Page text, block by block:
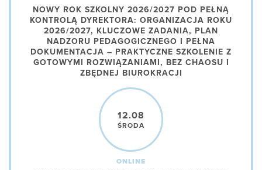
NOWY ROK SZKOLNY 2026/2027 POD PEŁNĄ
KONTROLĄ DYREKTORA: ORGANIZACJA ROKU
2026/2027, KLUCZOWE ZADANIA, PLAN
NADZORU PEDAGOGICZNEGO I PEŁNA
DOKUMENTACJA – PRAKTYCZNE SZKOLENIE Z
GOTOWYMI ROZWIĄZANIAMI, BEZ CHAOSU I
ZBĘDNEJ BIUROKRACJI
12.08
ŚRODA
ONLINE